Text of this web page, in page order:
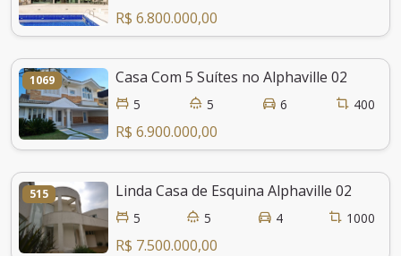
R$ 6.800.000,00
1069 Casa Com 5 Suítes no Alphaville 02
5 5 6 400
R$ 6.900.000,00
515 Linda Casa de Esquina Alphaville 02
5 5 4 1000
R$ 7.500.000,00